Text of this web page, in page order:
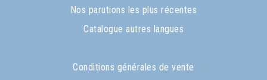
Nos parutions les plus récentes
Catalogue autres langues
Conditions générales de vente